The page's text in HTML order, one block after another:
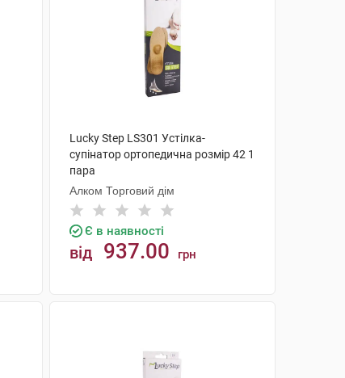
Lucky Step LS301 Устілка-
супінатор ортопедична розмір 42 1
пара
Алком Торговий дім
Є в наявності
від 937.00 грн